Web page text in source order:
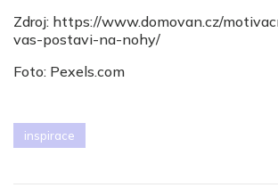
Zdroj: https://www.domovan.cz/
vas-postavi-na-nohy/
Foto: Pexels.com
inspirace